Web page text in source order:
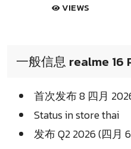
VIEWS
一般信息 realme 16
首次发布 8 四月
Status in store thai
发布 Q2 2026 (四月